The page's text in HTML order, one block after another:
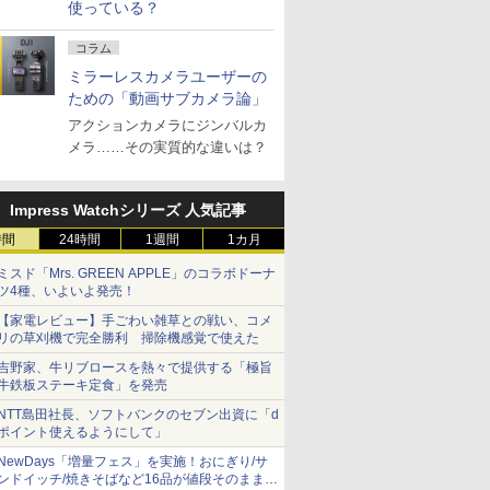
使っている？
コラム
ミラーレスカメラユーザーの
ための「動画サブカメラ論」
アクションカメラにジンバルカ
メラ……その実質的な違いは？
Impress Watchシリーズ 人気記事
24時間 1週間 1カ月
スド「Mrs. GREEN APPLE」のコラボドーナ
4種、いよいよ発売！
家電レビュー】手ごわい雑草との戦い、コメ
の草刈機で完全勝利 掃除機感覚で使えた
野家、牛リブロースを熱々で提供する「極旨
鉄板ステーキ定食」を発売
島田社長、ソフトバンクのセブン出資に「d
イント使えるようにして」
「増量フェス」を実施！おにぎり/サ
ドイッチ/焼きそばなど16品が値段そのままで